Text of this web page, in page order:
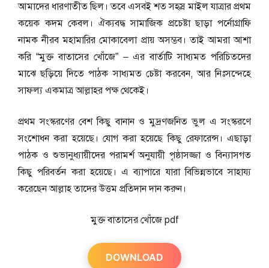
আমাদের ধারণাতীত ছিল। তবে এসবই শত সহস্র মাইল যাত্রার প্রথম
কয়েক কদম কেবল। ঐক্যবদ্ধ সামাজিক প্রচেষ্টা ছাড়া পর্নোগ্রাফি
নামক নীরব মহামারির মোকাবেলা প্রায় অসম্ভব। তাই আমরা আশা
করি “মুক্ত বাতাসের খোঁজে” – এর বার্তাটি সাধ্যমত পরিচিতদের
মাঝে ছড়িয়ে দিতে পাঠক সাধ্যমত চেষ্টা করবেন, আর নিঃসন্দেহে
সাফল্য একমাত্র আল্লাহর পক্ষ থেকেই।
প্রথম সংস্করণের বেশ কিছু বানান ও মুদ্রণজনিত ভুল এ সংস্করণে
সংশোধন করা হয়েছে। যোগ করা হয়েছে কিছু রেফারেন্স। এছাড়া
পাঠক ও শুভানুধ্যায়ীদের পরামর্শ অনুযায়ী পৃষ্ঠাসজ্জা ও বিন্যাসগত
কিছু পরিবর্তন করা হয়েছে। এ ব্যাপারে যারা বিভিন্নভাবে সাহায্য
করেছেন আল্লাহ তাদের উত্তম প্রতিদান দান করুন।
মুক্ত বাতাসের খোঁজে pdf
DOWNLOAD